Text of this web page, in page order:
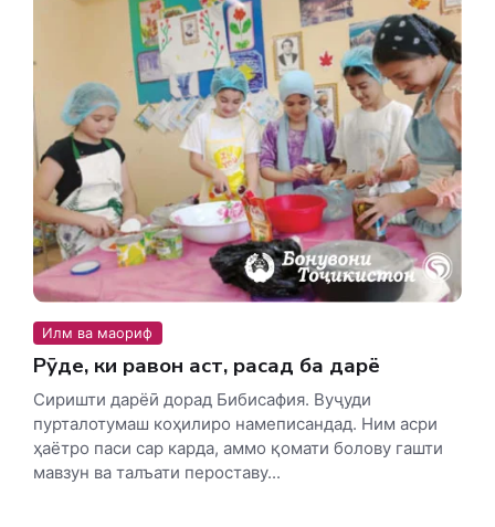
Илм ва маориф
Рӯде, ки равон аст, расад ба дарё
Сиришти дарёӣ дорад Бибисафия. Вуҷуди
пурталотумаш коҳилиро намеписандад. Ним асри
ҳаётро паси сар карда, аммо қомати болову гашти
мавзун ва талъати пероставу...